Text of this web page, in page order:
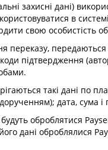
захисні дані)
в
свою особистість
переказу,
підтвердження
такі дані по
дата,
оброблятися
дані оброблялися